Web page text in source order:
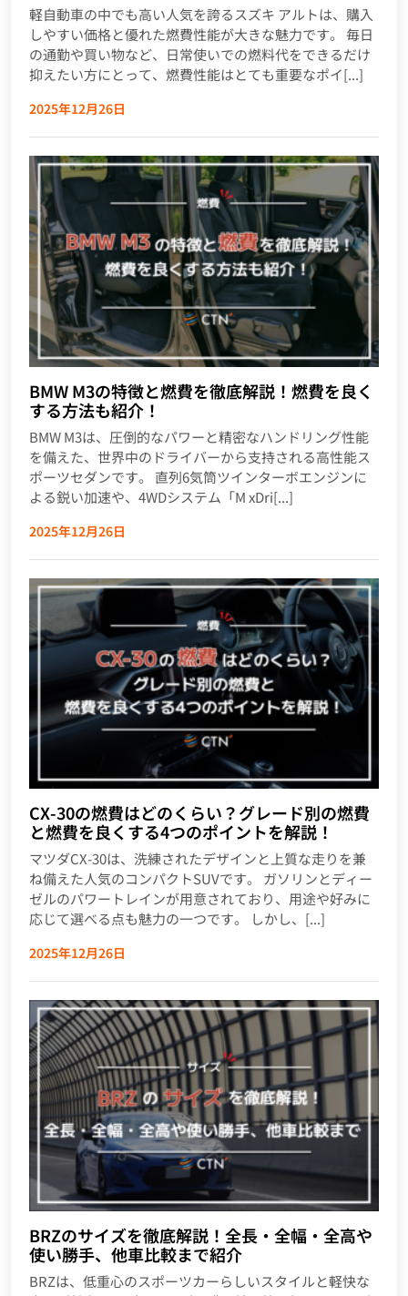
軽自動車の中でも高い人気を誇るスズキ アルトは、購入
しやすい価格と優れた燃費性能が大きな魅力です。 毎日
の通勤や買い物など、日常使いでの燃料代をできるだけ
抑えたい方にとって、燃費性能はとても重要なポイ[...]
2025年12月26日
BMW M3の特徴と燃費を徹底解説！燃費を良く
する方法も紹介！
BMW M3は、圧倒的なパワーと精密なハンドリング性能
を備えた、世界中のドライバーから支持される高性能ス
ポーツセダンです。 直列6気筒ツインターボエンジンに
よる鋭い加速や、4WDシステム「M xDri[...]
2025年12月26日
CX-30の燃費はどのくらい？グレード別の燃費
と燃費を良くする4つのポイントを解説！
マツダCX-30は、洗練されたデザインと上質な走りを兼
ね備えた人気のコンパクトSUVです。 ガソリンとディー
ゼルのパワートレインが用意されており、用途や好みに
応じて選べる点も魅力の一つです。 しかし、[...]
2025年12月26日
BRZのサイズを徹底解説！全長・全幅・全高や
使い勝手、他車比較まで紹介
BRZは、低重心のスポーツカーらしいスタイルと軽快な